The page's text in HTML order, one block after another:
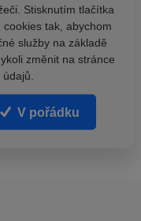
Stisknutím tlačítka
cookies tak, abychom
služby na základě
změnit na stránce
V pořádku